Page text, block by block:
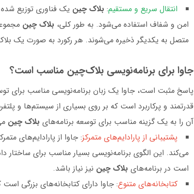
انتقال سریع و مستقیم: بلاک چین یک فناوری توزیع
امن و شفاف استفاده می‌شود. به طور کلی، بلاک چین
متصل به یکدیگر ذخیره می‌شوند. هر رکورد به صورت یک
جاوا برای برنامه‌نویسی بلاک‌چین مناسب است؟
پاسخ مثبت است، جاوا یک زبان برنامه‌نویسی مناسب برای
قدرتمند و پرکاربرد است که بر روی بسیاری از سیستم‌ها و
آن را به یک گزینه مناسب برای توسعه برنامه‌های بلاک چین
پشتیبانی از پارادایم‌های متمرکز
می‌کند. این الگوی برنامه‌نویسی بسیار مناسب برای
است در برنامه‌های بلاک چین نیز نیاز باشد.
کتابخانه‌های متنوع: جاوا دارای کتابخانه‌های بزرگی